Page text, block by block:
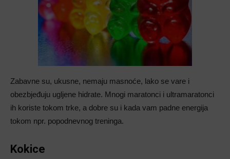
Zabavne su, ukusne, nemaju masnoće, lako se vare i
obezbjeđuju ugljene hidrate. Mnogi maratonci i ultramaratonci
ih koriste tokom trke, a dobre su i kada vam padne energija
tokom npr. popodnevnog treninga.
Kokice